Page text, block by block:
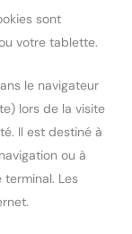
sont
votre tablette.
le navigateur
lors de la visite
Il est destiné à
ou à
Les